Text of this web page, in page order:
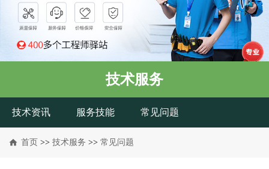
技术服务
技术资讯 服务技能 常见问题
首页 >> 技术服务 >> 常见问题